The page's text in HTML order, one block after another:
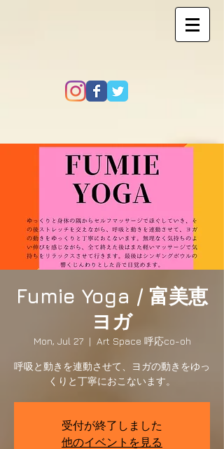
Fumie Yoga / 富美恵
ヨガ
Mon, Jul 27
  |
Art Space 呼応co-oh
呼吸と動きを連動させて、ヨガの動きをゆっ
くりと丁寧におこないます。
受付が終了しました
他のイベントを見る